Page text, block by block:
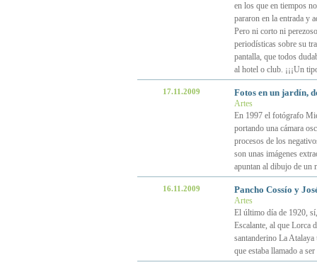
en los que en tiempos
pararon en la entrada y
Pero ni corto ni
periodísticas sobre su
pantalla, que todos
al hotel o club. ¡¡¡Un
17.11.2009 Fotos en un jardín,
Artes
En 1997 el fotógrafo
portando una cámara
procesos de los
son unas imágenes
apuntan al dibujo de un
16.11.2009 Pancho Cossío y
Artes
El último día de 1920,
Escalante, al que Lorca
santanderino La
que estaba llamado a